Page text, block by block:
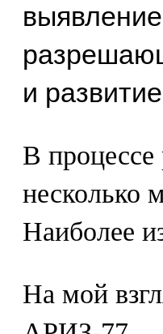
и
В процессе
несколько
Наиболее
На мой